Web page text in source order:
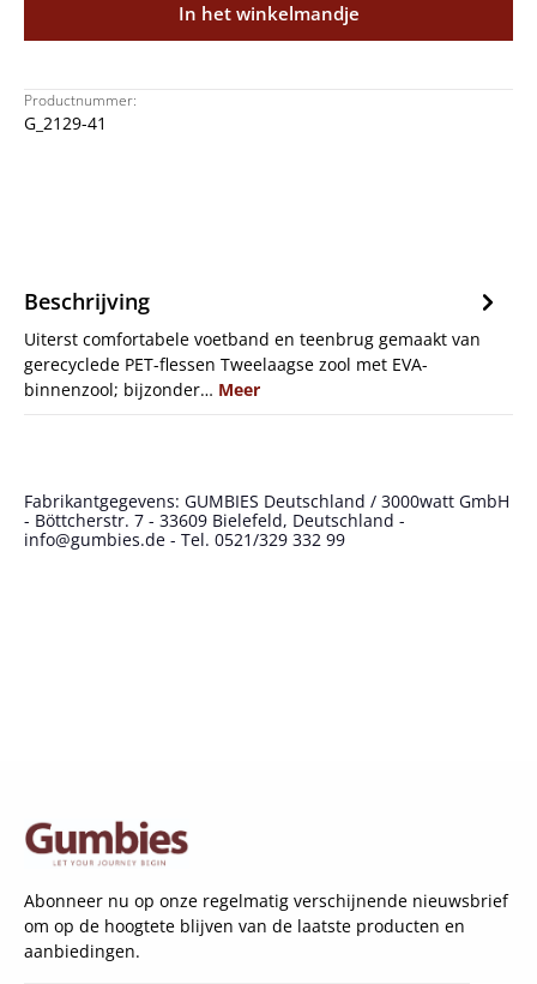
In het winkelmandje
Productnummer:
G_2129-41
Beschrijving
Uiterst comfortabele voetband en teenbrug gemaakt van
gerecyclede PET-flessen Tweelaagse zool met EVA-
binnenzool; bijzonder… Meer
Fabrikantgegevens: GUMBIES Deutschland / 3000watt GmbH
- Böttcherstr. 7 - 33609 Bielefeld, Deutschland -
info@gumbies.de - Tel. 0521/329 332 99
Abonneer nu op onze regelmatig verschijnende nieuwsbrief
om op de hoogtete blijven van de laatste producten en
aanbiedingen.